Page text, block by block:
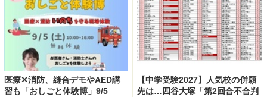
医療✕消防、縫合デモやAED講
習も「おしごと体験博」9/5
【中学受験2027】人気校の併願
先は…四谷大塚「第2回合不合判